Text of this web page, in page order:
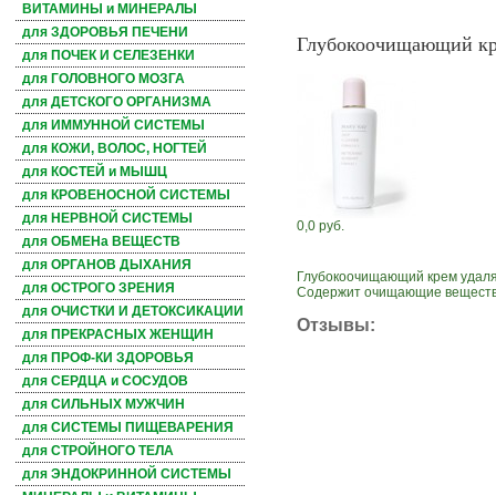
ВИТАМИНЫ и МИНЕРАЛЫ
для ЗДОРОВЬЯ ПЕЧЕНИ
для ПОЧЕК И СЕЛЕЗЕНКИ
для ГОЛОВНОГО МОЗГА
для ДЕТСКОГО ОРГАНИЗМА
для ИММУННОЙ СИСТЕМЫ
для КОЖИ, ВОЛОС, НОГТЕЙ
для КОСТЕЙ и МЫШЦ
для КРОВЕНОСНОЙ СИСТЕМЫ
для НЕРВНОЙ СИСТЕМЫ
для ОБМЕНа ВЕЩЕСТВ
для ОРГАНОВ ДЫХАНИЯ
для ОСТРОГО ЗРЕНИЯ
для ОЧИСТКИ И ДЕТОКСИКАЦИИ
для ПРЕКРАСНЫХ ЖЕНЩИН
для ПРОФ-КИ ЗДОРОВЬЯ
для СЕРДЦА и СОСУДОВ
для СИЛЬНЫХ МУЖЧИН
для СИСТЕМЫ ПИЩЕВАРЕНИЯ
для СТРОЙНОГО ТЕЛА
для ЭНДОКРИННОЙ СИСТЕМЫ
Глубокоочищающий
0,0 руб.
Глубокоочищающий крем
Содержит очищающие
Отзывы: